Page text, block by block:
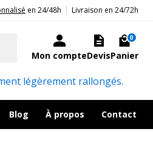
professionnels et acteurs publics.
en 24/48h Livraison en 24/72h
Mon compteDevisPanier
0
légèrement rallongés.
Blog À propos Contact